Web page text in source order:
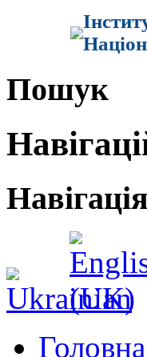
Пошук
Навігація
Головна